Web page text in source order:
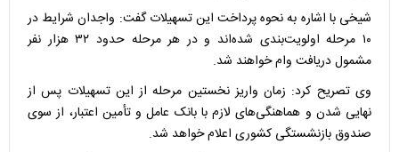
شیخی با اشاره به نحوه پرداخت این تسهیلات گفت: واجدان شرایط در
۱۰ مرحله اولویت‌بندی شده‌اند و در هر مرحله حدود ۳۲ هزار نفر
مشمول دریافت وام خواهند شد.
وی تصریح کرد: زمان واریز نخستین مرحله از این تسهیلات پس از
نهایی شدن و هماهنگی‌های لازم با بانک عامل و تأمین اعتبار، از سوی
صندوق بازنشستگی کشوری اعلام خواهد شد.